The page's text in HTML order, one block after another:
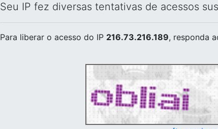
Seu IP fez diversas tentativas de acessos
Para liberar o acesso do IP 216.73.216.189, responda